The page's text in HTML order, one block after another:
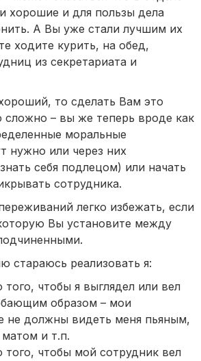
хорошие и для пользы дела
А Вы уже стали лучшим их
ходите курить, на обед,
из секретариата и
то сделать Вам это
сложно – вы же теперь вроде как
моральные
нужно или через них
себя подлецом) или начать
сотрудника.
легко избежать, если
Вы установите между
стараюсь реализовать я:
чтобы я выглядел или вел
образом – мои
не должны видеть меня пьяным,
и т.п.
чтобы мой сотрудник вел